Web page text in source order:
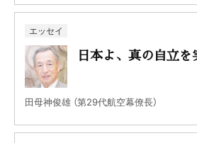
エッセイ
日本よ、真の自立を
田母神俊雄 （第29代航空幕僚長）